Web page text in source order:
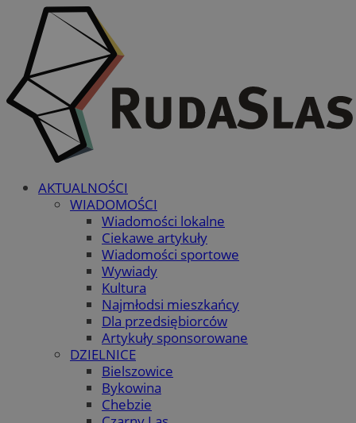
AKTUALNOŚCI
WIADOMOŚCI
Wiadomości lokalne
Ciekawe artykuły
Wiadomości sportowe
Wywiady
Kultura
Najmłodsi mieszkańcy
Dla przedsiębiorców
Artykuły sponsorowane
DZIELNICE
Bielszowice
Bykowina
Chebzie